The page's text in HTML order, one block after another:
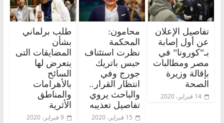
تفاصيل الإعلان
عن أول إصابة
بـ”كورونا” في
مصر ومطالبات
بإقالة وزيرة
الصحة
14 فبراير، 2020
محامون:
المحكمة
نظرت استئناف
حبس باتريك
جورج وفي
انتظار القرار..
والباحث يروي
تفاصيل تعذيبه
15 فبراير، 2020
طلب برلماني
بشأن
المضايقات التى
يتعرض لها
السائح
بالأهرامات
والمناطق
الأثرية
9 فبراير، 2020